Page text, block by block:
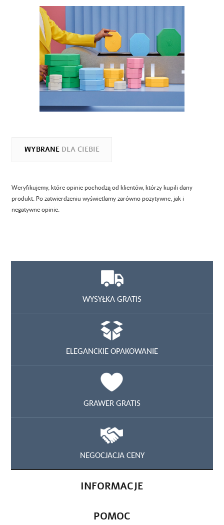
WYBRANEDLA CIEBIE
Weryfikujemy, które opinie pochodzą od klientów, którzy kupili dany
produkt. Po zatwierdzeniu wyświetlamy zarówno pozytywne, jak i
negatywne opinie.
WYSYŁKA GRATIS
ELEGANCKIE OPAKOWANIE
GRAWER GRATIS
NEGOCJACJA CENY
INFORMACJE
POMOC